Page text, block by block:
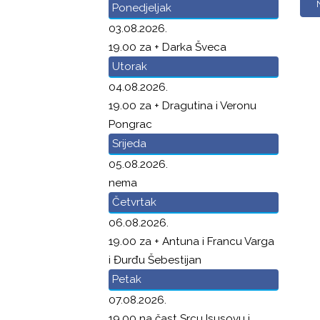
Ponedjeljak
03.08.2026.
19.00 za + Darka Šveca
Utorak
04.08.2026.
19.00 za + Dragutina i Veronu
Pongrac
Srijeda
05.08.2026.
nema
Četvrtak
06.08.2026.
19.00 za + Antuna i Francu Varga
i Đurđu Šebestijan
Petak
07.08.2026.